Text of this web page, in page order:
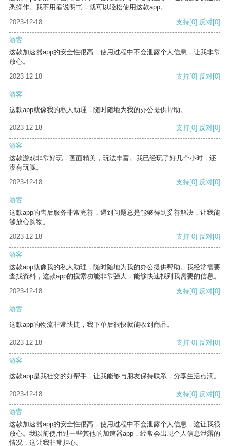
悉操作。我不用看说明书，就可以轻松使用这款app。
2023-12-18
支持[0] 反对[0]
游客
这款加速器app的安全性很高，使用过程中不会泄露个人信息，让我非常
放心。
2023-12-18
支持[0] 反对[0]
游客
这款app就像我的私人助理，随时随地为我的办公提供帮助。
2023-12-18 支持[0] 反对[0]
游客
这款游戏非常好玩，画面精美，玩法丰富。我已经玩了好几个小时，还
没有玩腻。
2023-12-18
支持[0] 反对[0]
游客
这款app的售后服务非常完善，遇到问题总是能够得到妥善解决，让我能
够放心购物。
2023-12-18
支持[0] 反对[0]
游客
这款app就像我的私人助理，随时随地为我的办公提供帮助。我经常需要
查找资料，这款app的搜索功能非常强大，能够快速找到我需要的信息。
2023-12-18
支持[0] 反对[0]
游客
这款app的物流非常快捷，我下单后很快就能收到商品。
2023-12-18 支持[0] 反对[0]
游客
这款app是我社交的好帮手，让我能够与朋友保持联系，分享生活点滴。
2023-12-18 支持[0] 反对[0]
游客
这款加速器app的安全性很高，使用过程中不会泄露个人信息，这让我很
放心。我以前使用过一些其他的加速器app，经常会出现个人信息泄露的
情况，这让我非常担心。